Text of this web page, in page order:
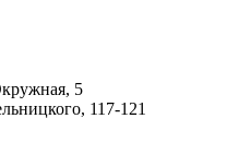
5
117-121